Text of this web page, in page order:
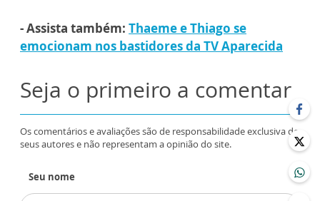
- Assista também: Thaeme e Thiago se
emocionam nos bastidores da TV Aparecida
Seja o primeiro a comentar
Os comentários e avaliações são de responsabilidade exclusiva de
seus autores e não representam a opinião do site.
Seu nome